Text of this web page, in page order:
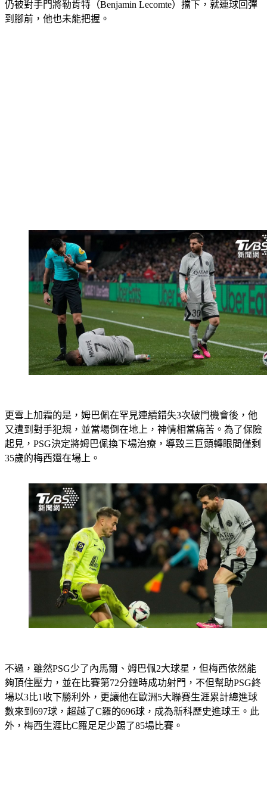
到腳前，他也未能把握。
又遭到對手犯規，並當場倒在地上，神情相當痛苦。為了保險
起見，PSG決定將姆巴佩換下場治療，導致三巨頭轉眼間僅剩
35歲的梅西還在場上。
夠頂住壓力，並在比賽第72分鐘時成功射門，不但幫助PSG終
場以3比1收下勝利外，更讓他在歐洲5大聯賽生涯累計總進球
數來到697球，超越了C羅的696球，成為新科歷史進球王。此
外，梅西生涯比C羅足足少踢了85場比賽。